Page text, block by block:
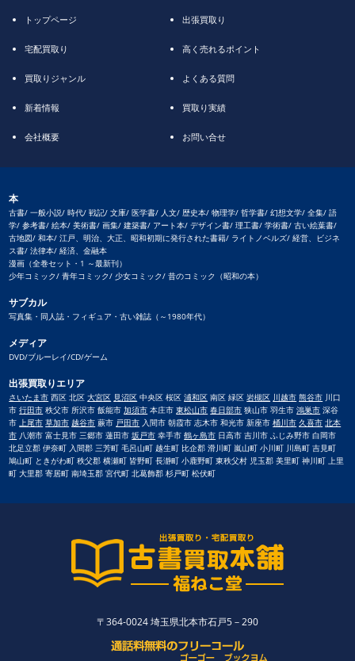
トップページ 出張買取り
宅配買取り 高く売れるポイント
買取りジャンル よくある質問
新着情報 買取り実績
会社概要 お問い合せ
本
古書/ 一般小説/ 時代/ 戦記/ 文庫/ 医学書/ 人文/ 歴史本/ 物理学/ 哲学書/ 幻想文学/ 全集/ 語
学/ 参考書/ 絵本/ 美術書/ 画集/ 建築書/ アート本/ デザイン書/ 理工書/ 学術書/ 古い絵葉書/
古地図/ 和本/ 江戸、明治、大正、昭和初期に発行された書籍/ ライトノベルズ/ 経営、ビジネ
ス書/ 法律本/ 経済、金融本
漫画（全巻セット・1 ～最新刊）
少年コミック/ 青年コミック/ 少女コミック/ 昔のコミック（昭和の本）
サブカル
写真集・同人誌・フィギュア・古い雑誌（～1980年代）
メディア
DVD/ブルーレイ/CD/ゲーム
出張買取りエリア
さいたま市 西区 北区大宮区 見沼区 中央区 桜区浦和区 南区 緑区岩槻区 川越市 熊谷市 川口
市行田市 秩父市 所沢市 飯能市加須市 本庄市東松山市 春日部市 狭山市 羽生市鴻巣市 深谷
市上尾市 草加市 越谷市 蕨市 戸田市 入間市 朝霞市 志木市 和光市 新座市桶川市 久喜市 北本
市 八潮市 富士見市 三郷市 蓮田市坂戸市 幸手市鶴ヶ島市 日高市 吉川市 ふじみ野市 白岡市
北足立郡 伊奈町 入間郡 三芳町 毛呂山町 越生町 比企郡 滑川町 嵐山町 小川町 川島町 吉見町
鳩山町 ときがわ町 秩父郡 横瀬町 皆野町 長瀞町 小鹿野町 東秩父村 児玉郡 美里町 神川町 上里
町 大里郡 寄居町 南埼玉郡 宮代町 北葛飾郡 杉戸町 松伏町
〒364-0024 埼玉県北本市石戸5－290